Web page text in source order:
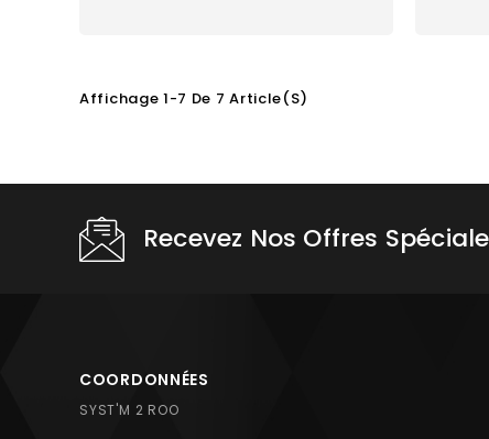
Affichage 1-7 De 7 Article(s)
Recevez Nos Offres
COORDONNÉES
SYST'M 2 ROO